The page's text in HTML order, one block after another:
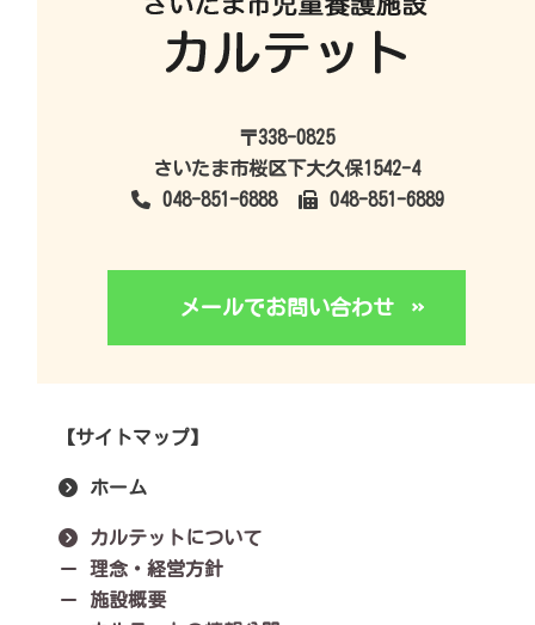
〒338-0825
さいたま市桜区下大久保1542-4
048-851-6888
048-851-6889
メールでお問い合わせ
【サイトマップ】
ホーム
カルテットについて
理念・経営方針
施設概要